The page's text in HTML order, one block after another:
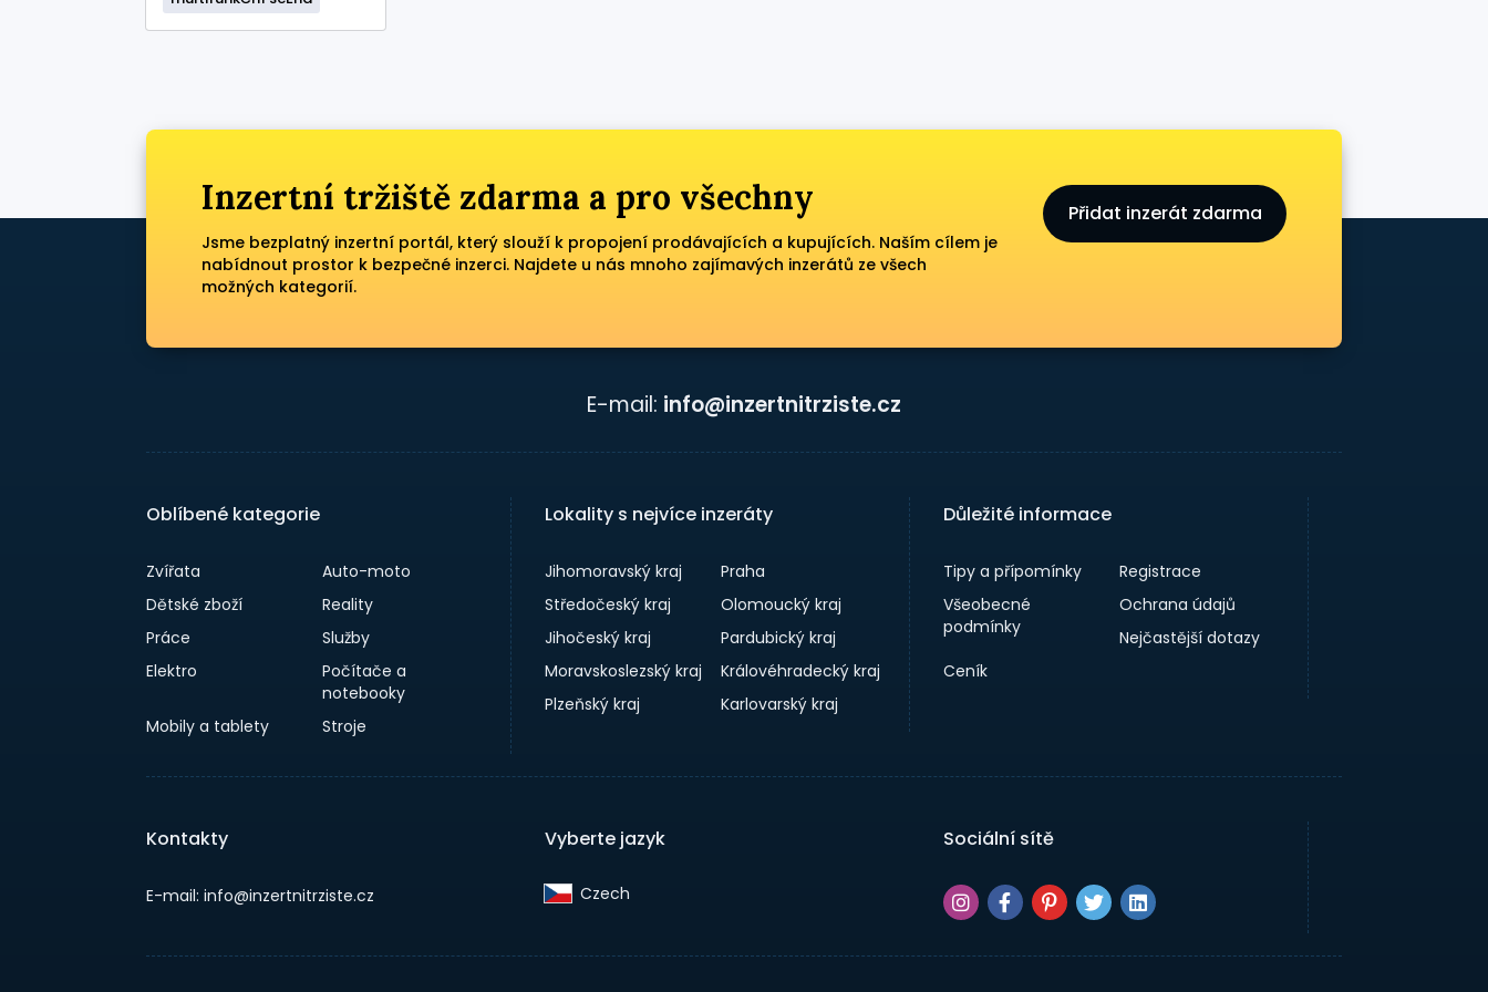
Inzertní tržiště zdarma a pro všechny
Jsme bezplatný inzertní portál, který slouží k propojení prodávajících a kupujících. Naším cílem je
nabídnout prostor k bezpečné inzerci. Najdete u nás mnoho zajímavých inzerátů ze všech
možných kategorií.
Přidat inzerát zdarma
E-mail: info@inzertnitrziste.cz
Oblíbené kategorie
Zvířata
Auto-moto
Dětské zboží
Reality
Práce
Služby
Elektro
Počítače a
notebooky
Mobily a tablety
Stroje
Lokality s nejvíce inzeráty
Jihomoravský kraj
Praha
Středočeský kraj
Olomoucký kraj
Jihočeský kraj
Pardubický kraj
Moravskoslezský kraj
Královéhradecký kraj
Plzeňský kraj
Karlovarský kraj
Důležité informace
Tipy a přípomínky
Registrace
Všeobecné
podmínky
Ochrana údajů
Nejčastější dotazy
Ceník
Kontakty
E-mail: info@inzertnitrziste.cz
Vyberte jazyk
Czech‎
Sociální sítě